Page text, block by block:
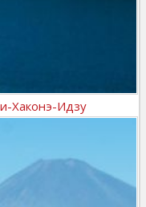
Хаконэ-Идзу